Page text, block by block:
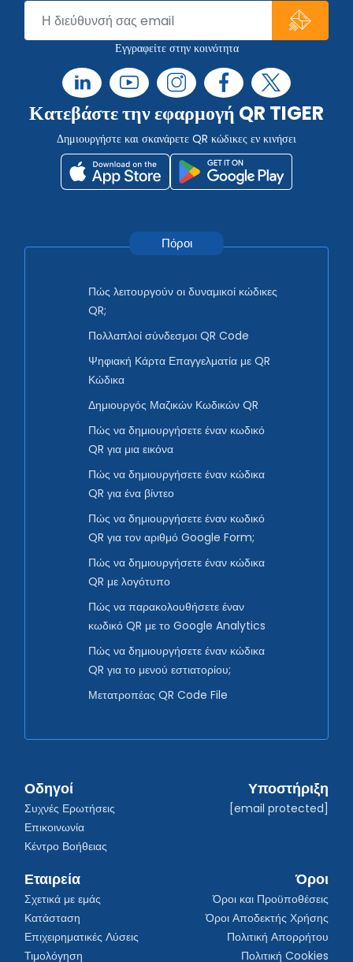
Εγγραφείτε στην κοινότητα
Κατεβάστε την εφαρμογή QR TIGER
Δημιουργήστε και σκανάρετε QR κώδικες εν κινήσει
Πόροι
Πώς λειτουργούν οι δυναμικοί κώδικες
QR;
Πολλαπλοί σύνδεσμοι QR Code
Ψηφιακή Κάρτα Επαγγελματία με QR
Κώδικα
Δημιουργός Μαζικών Κωδικών QR
Πώς να δημιουργήσετε έναν κωδικό
QR για μια εικόνα
Πώς να δημιουργήσετε έναν κώδικα
QR για ένα βίντεο
Πώς να δημιουργήσετε έναν κωδικό
QR για τον αριθμό Google Form;
Πώς να δημιουργήσετε έναν κώδικα
QR με λογότυπο
Πώς να παρακολουθήσετε έναν
κωδικό QR με το Google Analytics
Πώς να δημιουργήσετε έναν κώδικα
QR για το μενού εστιατορίου;
Μετατροπέας QR Code File
Οδηγοί
Συχνές Ερωτήσεις
Επικοινωνία
Κέντρο Βοήθειας
Υποστήριξη
[email protected]
Εταιρεία
Σχετικά με εμάς
Κατάσταση
Επιχειρηματικές Λύσεις
Τιμολόγηση
Όροι
Όροι και Προϋποθέσεις
Όροι Αποδεκτής Χρήσης
Πολιτική Απορρήτου
Πολιτική Cookies